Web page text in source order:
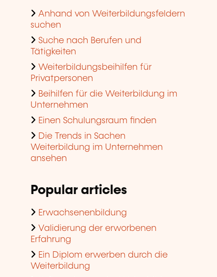
Anhand von Weiterbildungsfeldern
suchen
Suche nach Berufen und
Tätigkeiten
Weiterbildungsbeihilfen für
Privatpersonen
Beihilfen für die Weiterbildung im
Unternehmen
Einen Schulungsraum finden
Die Trends in Sachen
Weiterbildung im Unternehmen
ansehen
Popular articles
Erwachsenenbildung
Validierung der erworbenen
Erfahrung
Ein Diplom erwerben durch die
Weiterbildung